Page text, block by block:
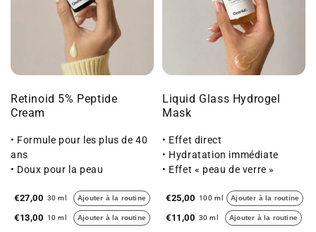
Retinoid 5% Peptide
Cream
• Formule pour les plus de 40
ans
• Doux pour la peau
€27,00 30 ml Ajouter à la routine
€13,00 10 ml Ajouter à la routine
Liquid Glass Hydrogel
Mask
• Effet direct
• Hydratation immédiate
• Effet « peau de verre »
€25,00 100 ml Ajouter à la routine
€11,00 30 ml Ajouter à la routine